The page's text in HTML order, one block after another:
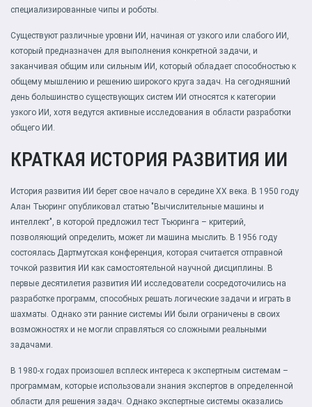
специализированные чипы и роботы.
Существуют различные уровни ИИ, начиная от узкого или слабого ИИ,
который предназначен для выполнения конкретной задачи, и
заканчивая общим или сильным ИИ, который обладает способностью к
общему мышлению и решению широкого круга задач. На сегодняшний
день большинство существующих систем ИИ относятся к категории
узкого ИИ, хотя ведутся активные исследования в области разработки
общего ИИ.
КРАТКАЯ ИСТОРИЯ РАЗВИТИЯ ИИ
История развития ИИ берет свое начало в середине XX века. В 1950 году
Алан Тьюринг опубликовал статью "Вычислительные машины и
интеллект", в которой предложил тест Тьюринга – критерий,
позволяющий определить, может ли машина мыслить. В 1956 году
состоялась Дартмутская конференция, которая считается отправной
точкой развития ИИ как самостоятельной научной дисциплины. В
первые десятилетия развития ИИ исследователи сосредоточились на
разработке программ, способных решать логические задачи и играть в
шахматы. Однако эти ранние системы ИИ были ограничены в своих
возможностях и не могли справляться со сложными реальными
задачами.
В 1980-х годах произошел всплеск интереса к экспертным системам –
программам, которые использовали знания экспертов в определенной
области для решения задач. Однако экспертные системы оказались